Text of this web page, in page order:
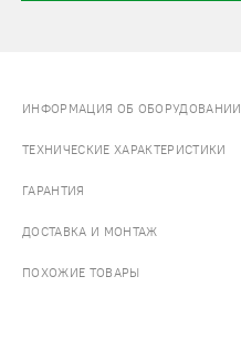
ИНФОРМАЦИЯ ОБ ОБОРУДОВАНИИ
ТЕХНИЧЕСКИЕ ХАРАКТЕРИСТИКИ
ГАРАНТИЯ
ДОСТАВКА И МОНТАЖ
ПОХОЖИЕ ТОВАРЫ